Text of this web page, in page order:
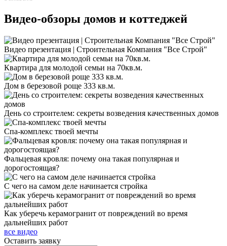
Видео-обзоры домов и коттеджей
Видео презентация | Строительная Компания "Все Строй"
Квартира для молодой семьи на 70кв.м.
Дом в березовой роще 333 кв.м.
День со строителем: секреты возведения качественных домов
Спа-комплекс твоей мечты
Фальцевая кровля: почему она такая популярная и
дорогостоящая?
С чего на самом деле начинается стройка
Как уберечь керамогранит от повреждений во время
дальнейших работ
все видео
Оставить заявку